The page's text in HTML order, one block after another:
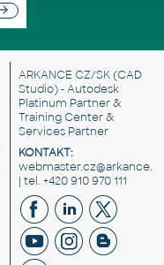
ARKANCE CZ/SK(CAD
Studio) - Autodesk
Platinum Partner &
Training Center &
Services Partner
KONTAKT:
| tel. +420 910 970 111